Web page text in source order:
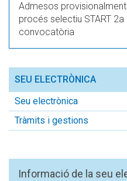
Admesos provisionalment
procés selectiu START 2a
convocatòria
SEU ELECTRÒNICA
Seu electrònica
Tràmits i gestions
Informació de la seu